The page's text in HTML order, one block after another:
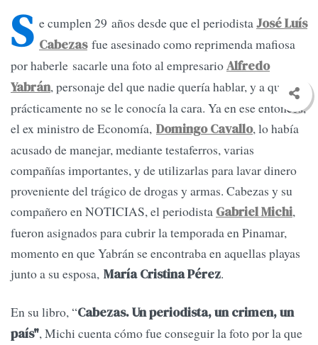
S e cumplen 29 años desde que el periodistaJosé Luís
Cabezasfue asesinado como reprimenda mafiosa
por haberle sacarle una foto al empresarioAlfredo
Yabrán, personaje del que nadie quería hablar, y a quien
prácticamente no se le conocía la cara. Ya en ese entonces,
el ex ministro de Economía, Domingo Cavallo, lo había
acusado de manejar, mediante testaferros, varias
compañías importantes, y de utilizarlas para lavar dinero
proveniente del trágico de drogas y armas. Cabezas y su
compañero en NOTICIAS, el periodista Gabriel Michi,
fueron asignados para cubrir la temporada en Pinamar,
momento en que Yabrán se encontraba en aquellas playas
junto a su esposa, María Cristina Pérez.
En su libro, “Cabezas. Un periodista, un crimen, un
país", Michi cuenta cómo fue conseguir la foto por la que